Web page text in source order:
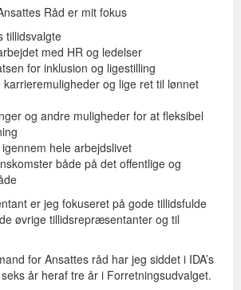
Råd er mit fokus
tillidsvalgte
med HR og ledelser
for inklusion og ligestilling
karrieremuligheder og lige ret til lønnet
og andre muligheder for at fleksibel
hele arbejdslivet
både på det offentlige og
er jeg fokuseret på gode tillidsfulde
øvrige tillidsrepræsentanter og til
for Ansattes råd har jeg siddet i IDA’s
år heraf tre år i Forretningsudvalget.